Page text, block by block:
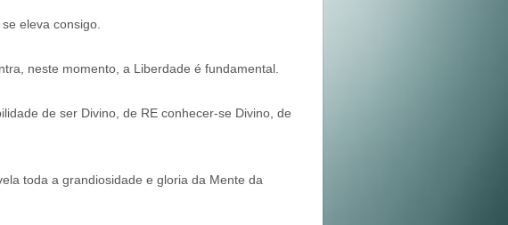
eleva consigo.
neste momento, a Liberdade é fundamental.
de ser Divino, de RE conhecer-se Divino, de
toda a grandiosidade e gloria da Mente da